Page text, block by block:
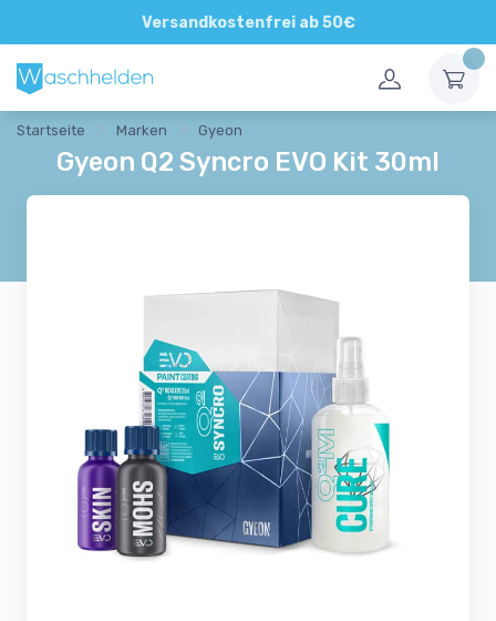
Versandkostenfrei ab 50€
Direkte und persönliche Beratung
Startseite Marken Gyeon
Gyeon Q2 Syncro EVO Kit 30ml